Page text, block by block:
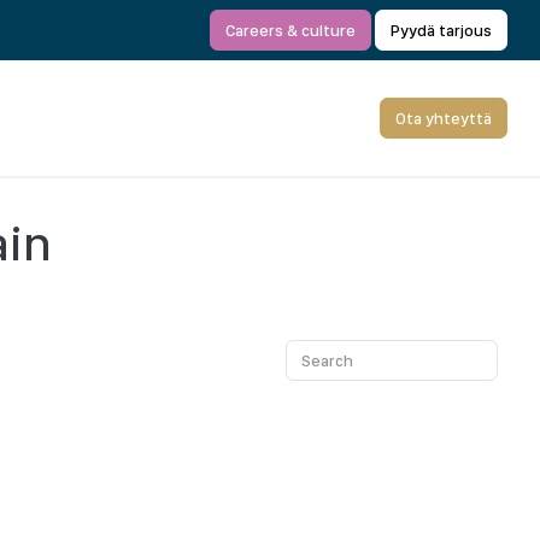
Careers & culture Pyydä tarjous
Ota yhteyttä